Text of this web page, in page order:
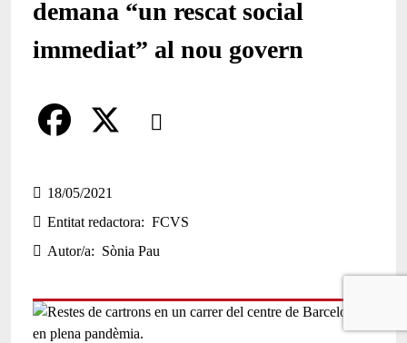
demana “un rescat social
immediat” al nou govern
Comparteix
a
c
e
o
18/05/2021
Entitat redactora
FCVS
Autor/a
Sònia Pau